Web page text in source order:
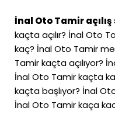
İnal Oto Tamir
kaçta açılır? İnal Oto
kaç? İnal Oto Tamir
Tamir kaçta açılıyor?
İnal Oto Tamir kaçta
kaçta başlıyor? İnal
İnal Oto Tamir kaça